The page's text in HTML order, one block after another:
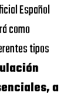
Español
como
tipos
a